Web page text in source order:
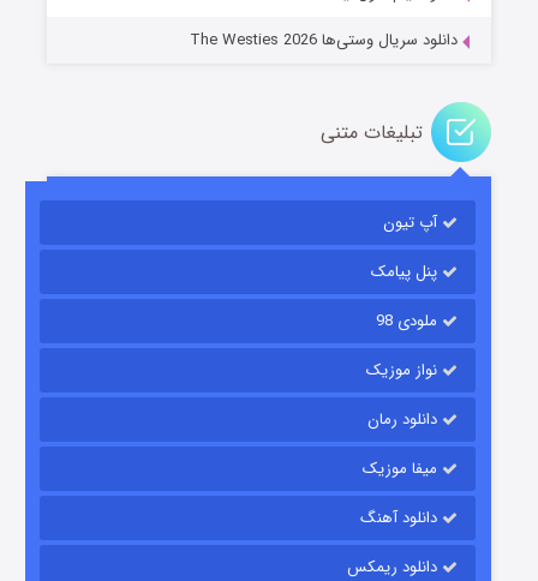
مردگان متحرک: شهر مرده ۳
قسمت
دانلود سریال وستی‌ها The Westies 2026
تبلیغات متنی
آپ تیون
پنل پیامک
ملودی 98
نواز موزیک
دانلود رمان
میفا موزیک
دانلود آهنگ
دانلود ریمکس